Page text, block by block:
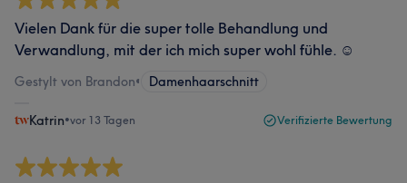
Vielen Dank für die super tolle Behandlung und
Verwandlung, mit der ich mich super wohl fühle. ☺
Gestylt von Brandon• Damenhaarschnitt
Katrin•vor 13 Tagen Verifizierte Bewertung